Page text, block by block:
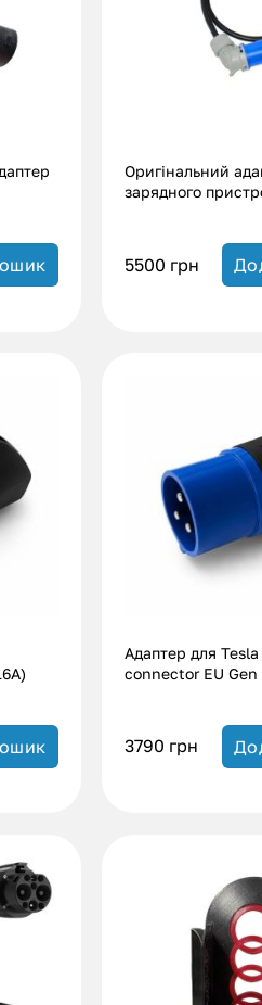
Оригінальний
зарядного
5500 грн
Адаптер для
connector
3790 грн